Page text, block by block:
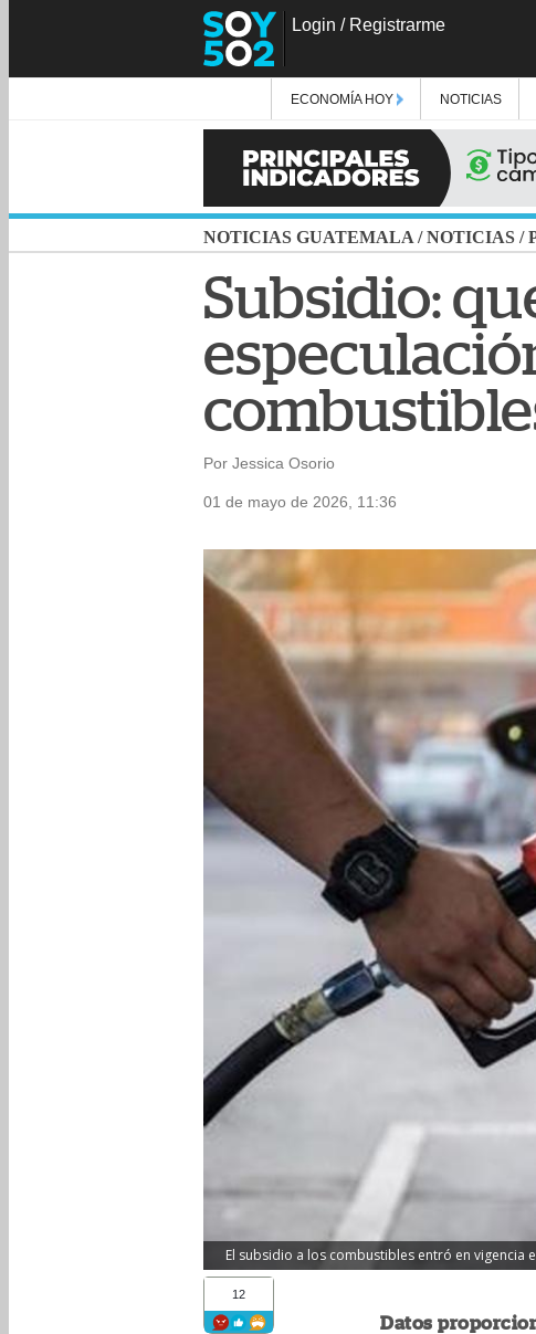
Login / Registrarme
ECONOMÍA HOY NOTICIAS
NOTICIAS GUATEMALA /NOTICIAS /
Subsidio:
Por Jessica Osorio
01 de mayo de 2026, 11:36
El subsidio a los combustibles entró en vigencia
12
Datos